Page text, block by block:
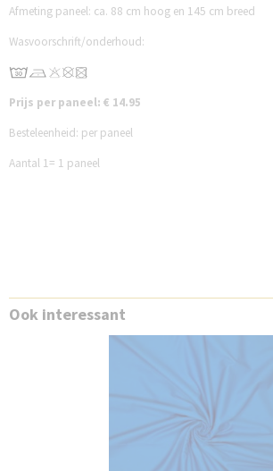
Afmeting paneel: ca. 88 cm hoog en 145 cm breed
Wasvoorschrift/onderhoud:
Prijs per paneel: € 14.95
Besteleenheid: per paneel
Aantal 1= 1 paneel
Ook interessant